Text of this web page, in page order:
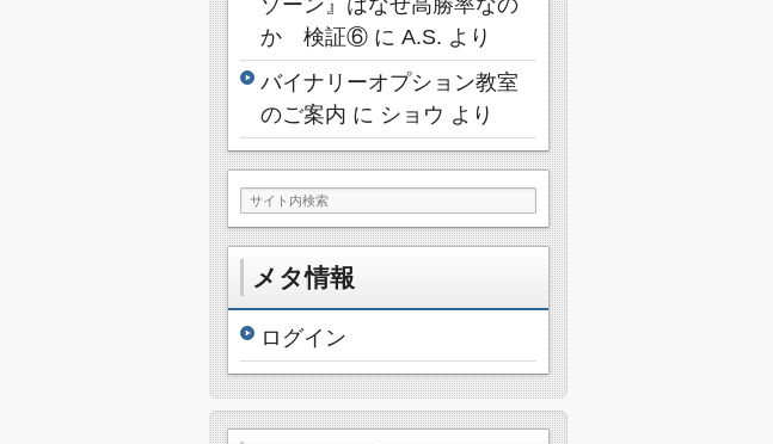
か 検証⑥ に A.S. より
バイナリーオプション教室
のご案内 に ショウ より
メタ情報
ログイン